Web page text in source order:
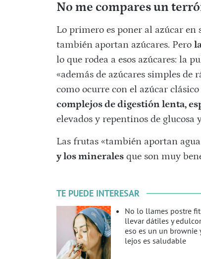
No me compares un
Lo primero es poner al azúcar en
también aportan azúcares. Pero
lo que rodea a esos azúcares: la
«además de azúcares simples
como ocurre con el azúcar
complejos de digestión lenta,
elevados y repentinos de glucosa
Las frutas «también aportan
y los mineralesque son muy
TE PUEDE INTERESAR
No lo llames postre
llevar dátiles y
eso es un un brownie
lejos es saludable